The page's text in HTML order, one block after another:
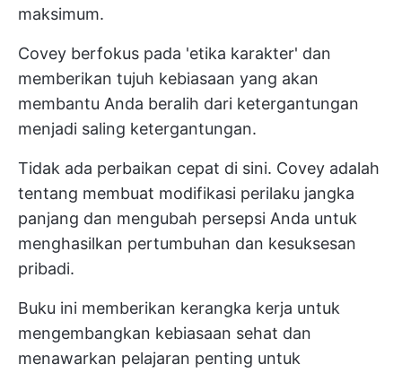
maksimum.
Covey berfokus pada 'etika karakter' dan
memberikan tujuh kebiasaan yang akan
membantu Anda beralih dari ketergantungan
menjadi saling ketergantungan.
Tidak ada perbaikan cepat di sini. Covey adalah
tentang membuat modifikasi perilaku jangka
panjang dan mengubah persepsi Anda untuk
menghasilkan pertumbuhan dan kesuksesan
pribadi.
Buku ini memberikan kerangka kerja untuk
mengembangkan kebiasaan sehat dan
menawarkan pelajaran penting untuk